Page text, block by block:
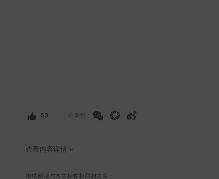
53 分享到：
查看内容详情 >
继续阅读与本文标签相同的文章：